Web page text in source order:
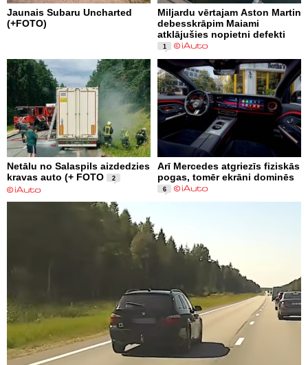
Jaunais Subaru Uncharted
(+FOTO)
Miljardu vērtajam Aston Martin
debesskrāpim Maiami
atklājušies nopietni defekti
1
Netālu no Salaspils aizdedzies
kravas auto (+ FOTO
2
Arī Mercedes atgriezīs fiziskās
pogas, tomēr ekrāni dominēs
6